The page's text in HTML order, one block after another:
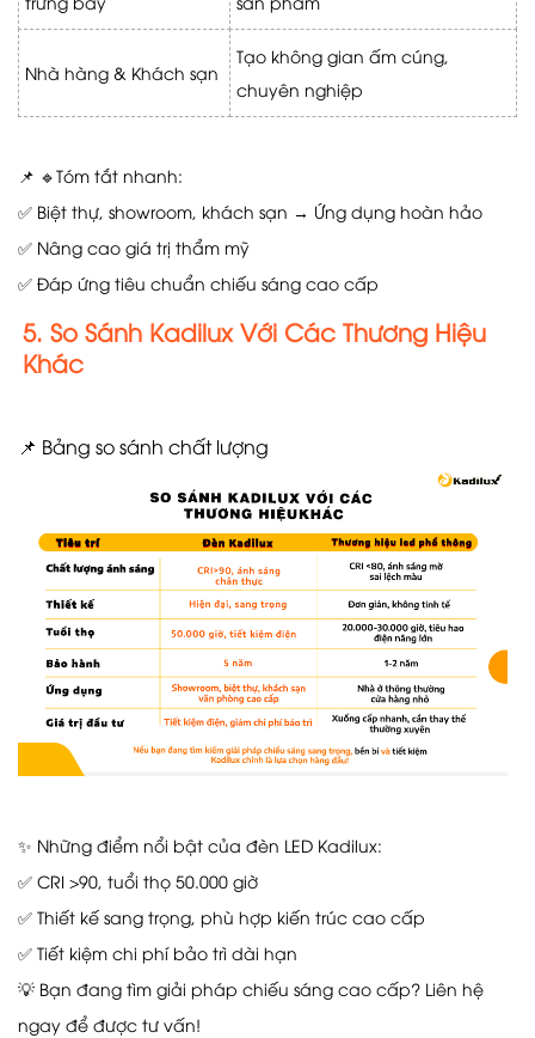
Nhà hàng & Khách sạn
Tạo không gian ấm cúng,
chuyên nghiệp
📌 🔹Tóm tắt nhanh:
✅ Biệt thự, showroom, khách sạn → Ứng dụng hoàn hảo
✅ Nâng cao giá trị thẩm mỹ
✅ Đáp ứng tiêu chuẩn chiếu sáng cao cấp
5. So Sánh Kadilux Với Các Thương Hiệu
Khác
📌 Bảng so sánh chất lượng
✨ Những điểm nổi bật của đèn LED Kadilux:
✅ CRI >90, tuổi thọ 50.000 giờ
✅ Thiết kế sang trọng, phù hợp kiến trúc cao cấp
✅ Tiết kiệm chi phí bảo trì dài hạn
💡 Bạn đang tìm giải pháp chiếu sáng cao cấp? Liên hệ
ngay để được tư vấn!